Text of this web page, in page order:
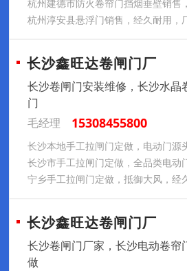
杭州建德市防火卷帘门挡烟垂壁销售
杭州淳安县悬浮门销售，经久耐用，
长沙鑫旺达卷闸门厂
长沙卷闸门安装维修，长沙水晶
门
毛经理
15308455800
长沙本地手工拉闸门定做，电动门源
长沙市手工拉闸门定做，全品类电动
宁乡手工拉闸门定做，抵御大风，经
长沙鑫旺达卷闸门厂
长沙卷闸门厂家，长沙电动卷帘
做